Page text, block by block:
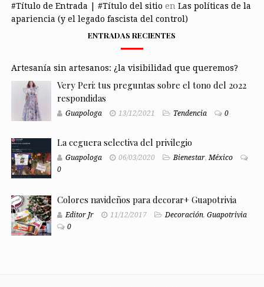
#Título de Entrada | #Título del sitio en Las políticas de la
apariencia (y el legado fascista del control)
ENTRADAS RECIENTES
Artesanía sin artesanos: ¿la visibilidad que queremos?
Very Peri: tus preguntas sobre el tono del 2022
respondidas
Guapologa 13/12/2021 Tendencia 0
La ceguera selectiva del privilegio
Guapologa 06/03/2020 Bienestar,México
0
Colores navideños para decorar+ Guapotrivia
Editor Jr 11/12/2017 Decoración, Guapotrivia
0